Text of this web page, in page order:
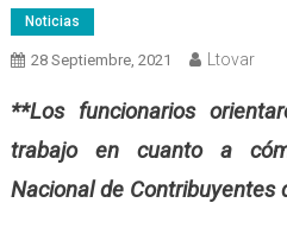
Noticias
28 Septiembre, 2021 Ltovar
**Los funcionarios
trabajo en cuanto a
Nacional de Contribuyentes